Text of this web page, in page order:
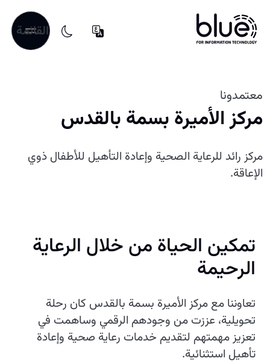
القائمة
معتمدونا
مركز الأميرة بسمة بالقدس
مركز رائد للرعاية الصحية وإعادة التأهيل للأطفال ذوي
الإعاقة.
تمكين الحياة من خلال الرعاية
الرحيمة
تعاوننا مع مركز الأميرة بسمة بالقدس كان رحلة
تحويلية، عززت من وجودهم الرقمي وساهمت في
تعزيز مهمتهم لتقديم خدمات رعاية صحية وإعادة
تأهيل استثنائية.